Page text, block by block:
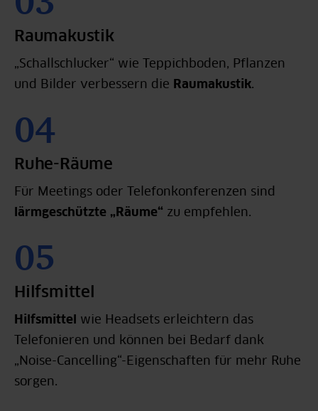
Raumakustik
„Schallschlucker“ wie Teppichboden, Pflanzen
und Bilder verbessern die Raumakustik.
Ruhe-Räume
Für Meetings oder Telefonkonferenzen sind
lärmgeschützte „Räume“ zu empfehlen.
Hilfsmittel
Hilfsmittel
wie Headsets erleichtern das
Telefonieren und können bei Bedarf dank
„Noise-Cancelling“-Eigenschaften für mehr Ruhe
sorgen.